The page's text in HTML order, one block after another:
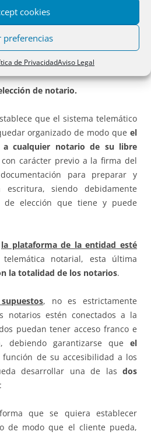
cookies
preferencias
de PrivacidadAviso Legal
en ningún caso se podrá dar
obtenerse de la plataforma
de estas actas, ni de los
de los notarios para fines
en esta instrucción.
de notario.
que el sistema telemático
organizado de modo que el
a cualquier notario de su libre
carácter previo a la firma del
para preparar y
siendo debidamente
de elección que tiene y puede
la plataforma de la entidad esté
notarial, esta última
la totalidad de los notarios.
, no es estrictamente
notarios estén conectados a la
puedan tener acceso franco e
debiendo garantizarse que el
de su accesibilidad a los
desarrollar una de las dos
que se quiera establecer
de modo que el cliente pueda,